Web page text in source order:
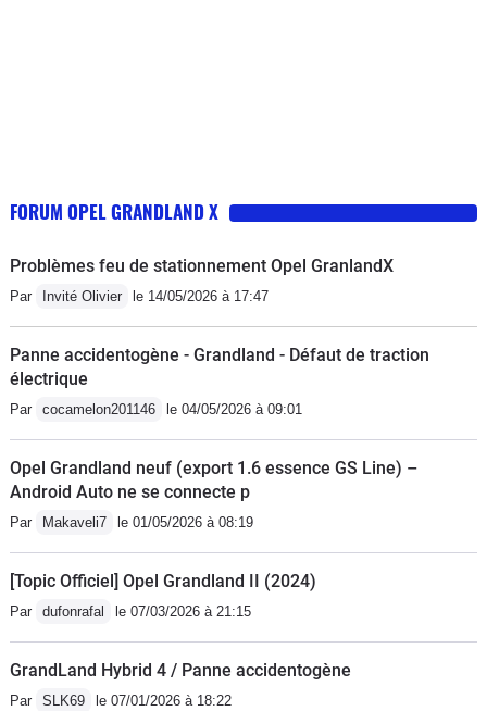
FORUM OPEL GRANDLAND X
Problèmes feu de stationnement Opel GranlandX
Par Invité Olivier le 14/05/2026 à 17:47
Panne accidentogène - Grandland - Défaut de traction
électrique
Par cocamelon201146 le 04/05/2026 à 09:01
Opel Grandland neuf (export 1.6 essence GS Line) –
Android Auto ne se connecte p
Par Makaveli7 le 01/05/2026 à 08:19
[Topic Officiel] Opel Grandland II (2024)
Par dufonrafal le 07/03/2026 à 21:15
GrandLand Hybrid 4 / Panne accidentogène
Par SLK69 le 07/01/2026 à 18:22